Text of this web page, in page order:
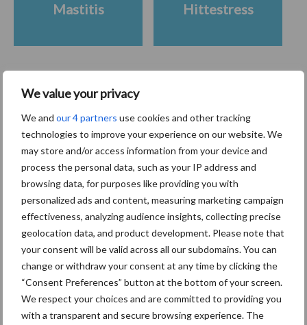
We value your privacy
We and our 4 partners use cookies and other tracking
technologies to improve your experience on our website. We
may store and/or access information from your device and
process the personal data, such as your IP address and
browsing data, for purposes like providing you with
personalized ads and content, measuring marketing campaign
effectiveness, analyzing audience insights, collecting precise
geolocation data, and product development. Please note that
your consent will be valid across all our subdomains. You can
change or withdraw your consent at any time by clicking the
“Consent Preferences” button at the bottom of your screen.
We respect your choices and are committed to providing you
with a transparent and secure browsing experience. The
Primaire
Sidebar
Recent nieuws Partner nieuws
7 aug
Grondstoffenmarkt blijft grillig:
droogte en geopolitiek houden
handel in de greep
7 aug
De speenhuid: een vaak
onderschatte risicofactor voor
mastitis
Mastitis Hittestress
Toon meer